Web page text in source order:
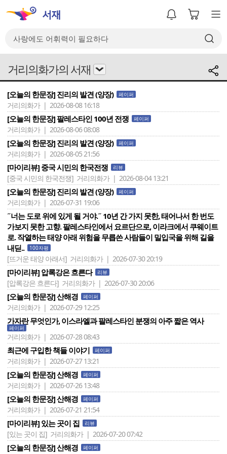
거리의화가의 서재
[오늘의 한문장] 진리의 발견 (양장) 페이퍼
거리의화가 | 2026-08-08 16:18
[오늘의 한문장] 팔레스타인 100년 전쟁 페이퍼
거리의화가 | 2026-08-06 08:08
[오늘의 한문장] 진리의 발견 (양장) 페이퍼
거리의화가 | 2026-08-05 21:56
[마이리뷰] 중국 시민의 한국전쟁 리뷰
[중국 시민의 한국전쟁] 거리의화가 | 2026-08-04 13:21
[오늘의 한문장] 진리의 발견 (양장) 페이퍼
거리의화가 | 2026-07-31 19:06
˝너는 도로 위에 있게 될 거야.˝ 10년 간 가지 못한, 태어나서 한 번도
가보지 못한 고향. 팔레스타인에서 요르단으로, 이라크에서 쿠웨이트
로. 작열하는 태양 아래 위험을 무릅쓴 사람들이 밀입국을 위해 길을
내딛..
100자평
[뜨거운 태양 아래서] 거리의화가 | 2026-07-30 20:19
[마이리뷰] 압록강은 흐른다 리뷰
[압록강은 흐른다] 거리의화가 | 2026-07-30 20:06
[오늘의 한문장] 산해경 페이퍼
거리의화가 | 2026-07-29 12:25
가자란 무엇인가, 이스라엘과 팔레스타인 분쟁의 아주 짧은 역사
페이퍼
거리의화가 | 2026-07-28 08:43
최근에 구입한 책들 이야기 페이퍼
거리의화가 | 2026-07-27 13:21
[오늘의 한문장] 산해경 페이퍼
거리의화가 | 2026-07-26 13:48
[오늘의 한문장] 산해경 페이퍼
거리의화가 | 2026-07-21 21:54
[마이리뷰] 있는 곳이 집 리뷰
[있는 곳이 집] 거리의화가 | 2026-07-20 07:42
[오늘의 한문장] 산해경 페이퍼